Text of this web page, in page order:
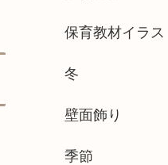
保育教材イラス
冬
壁面飾り
季節